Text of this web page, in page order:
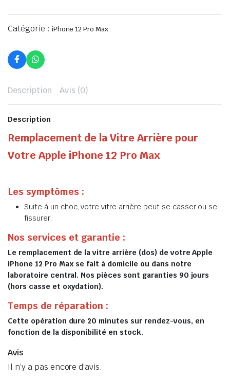
Catégorie : iPhone 12 Pro Max
Description Avis (0)
Description
Remplacement de la Vitre Arrière pour
Votre Apple iPhone 12 Pro Max
Les symptômes :
Suite à un choc, votre vitre arrière peut se casser ou se
fissurer.
Nos services et garantie :
Le remplacement de la vitre arrière (dos) de votre Apple
iPhone 12 Pro Max se fait à domicile ou dans notre
laboratoire central. Nos pièces sont garanties 90 jours
(hors casse et oxydation).
Temps de réparation :
Cette opération dure 20 minutes sur rendez-vous, en
fonction de la disponibilité en stock.
Avis
Il n’y a pas encore d’avis.